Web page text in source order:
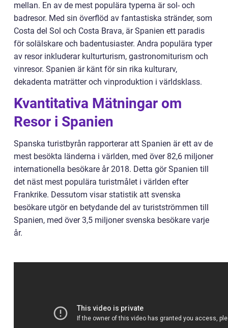
mellan. En av de mest populära typerna är sol- och
badresor. Med sin överflöd av fantastiska stränder, som
Costa del Sol och Costa Brava, är Spanien ett paradis
för solälskare och badentusiaster. Andra populära typer
av resor inkluderar kulturturism, gastronomiturism och
vinresor. Spanien är känt för sin rika kulturarv,
dekadenta maträtter och vinproduktion i världsklass.
Kvantitativa Mätningar om
Resor i Spanien
Spanska turistbyrån rapporterar att Spanien är ett av de
mest besökta länderna i världen, med över 82,6 miljoner
internationella besökare år 2018. Detta gör Spanien till
det näst mest populära turistmålet i världen efter
Frankrike. Dessutom visar statistik att svenska
besökare utgör en betydande del av turistströmmen till
Spanien, med över 3,5 miljoner svenska besökare varje
år.